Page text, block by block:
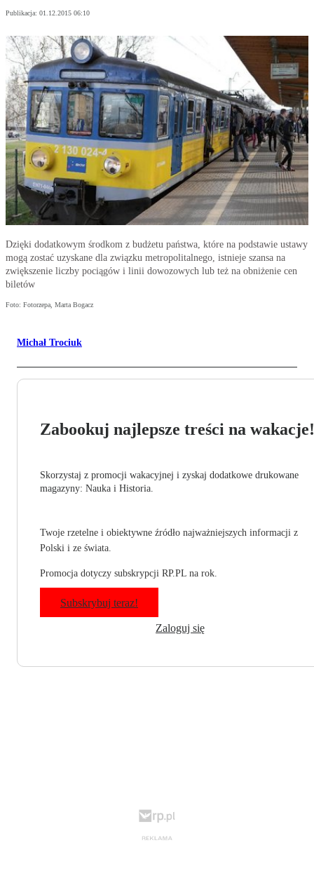
Publikacja: 01.12.2015 06:10
Dzięki dodatkowym środkom z budżetu państwa, które na podstawie ustawy
mogą zostać uzyskane dla związku metropolitalnego, istnieje szansa na
zwiększenie liczby pociągów i linii dowozowych lub też na obniżenie cen
biletów
Foto: Fotorzepa, Marta Bogacz
Michał Trociuk
Zabookuj najlepsze treści na wakacje!
Skorzystaj z promocji wakacyjnej i zyskaj dodatkowe drukowane
magazyny: Nauka i Historia.
Twoje rzetelne i obiektywne źródło najważniejszych informacji z
Polski i ze świata.
Promocja dotyczy subskrypcji RP.PL na rok.
Subskrybuj teraz!
Zaloguj się